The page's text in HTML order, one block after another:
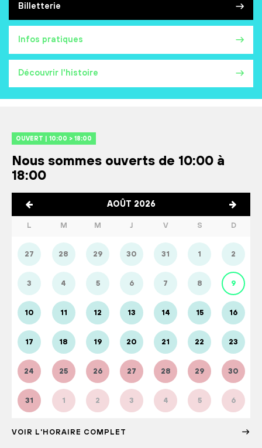
Billetterie
Infos pratiques
Découvrir l'histoire
OUVERT | 10:00 > 18:00
Nous sommes ouverts de 10:00 à
18:00
AOÛT 2026
L M M J V S D
27 28 29 30 31 1 2
3 4 5 6 7 8 9
10 11 12 13 14 15 16
17 18 19 20 21 22 23
24 25 26 27 28 29 30
31 1 2 3 4 5 6
VOIR L'HORAIRE COMPLET